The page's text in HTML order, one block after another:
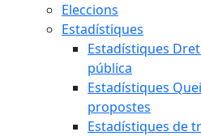
Eleccions
Estadístiques
Estadístiques
pública
Estadístiques
propostes
Estadístiques de